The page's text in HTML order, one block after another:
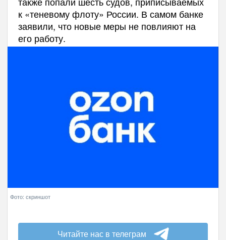
к «теневому флоту» России. В самом банке
заявили, что новые меры не повлияют на
его работу.
Фото: скриншот
Читайте нас в телеграм